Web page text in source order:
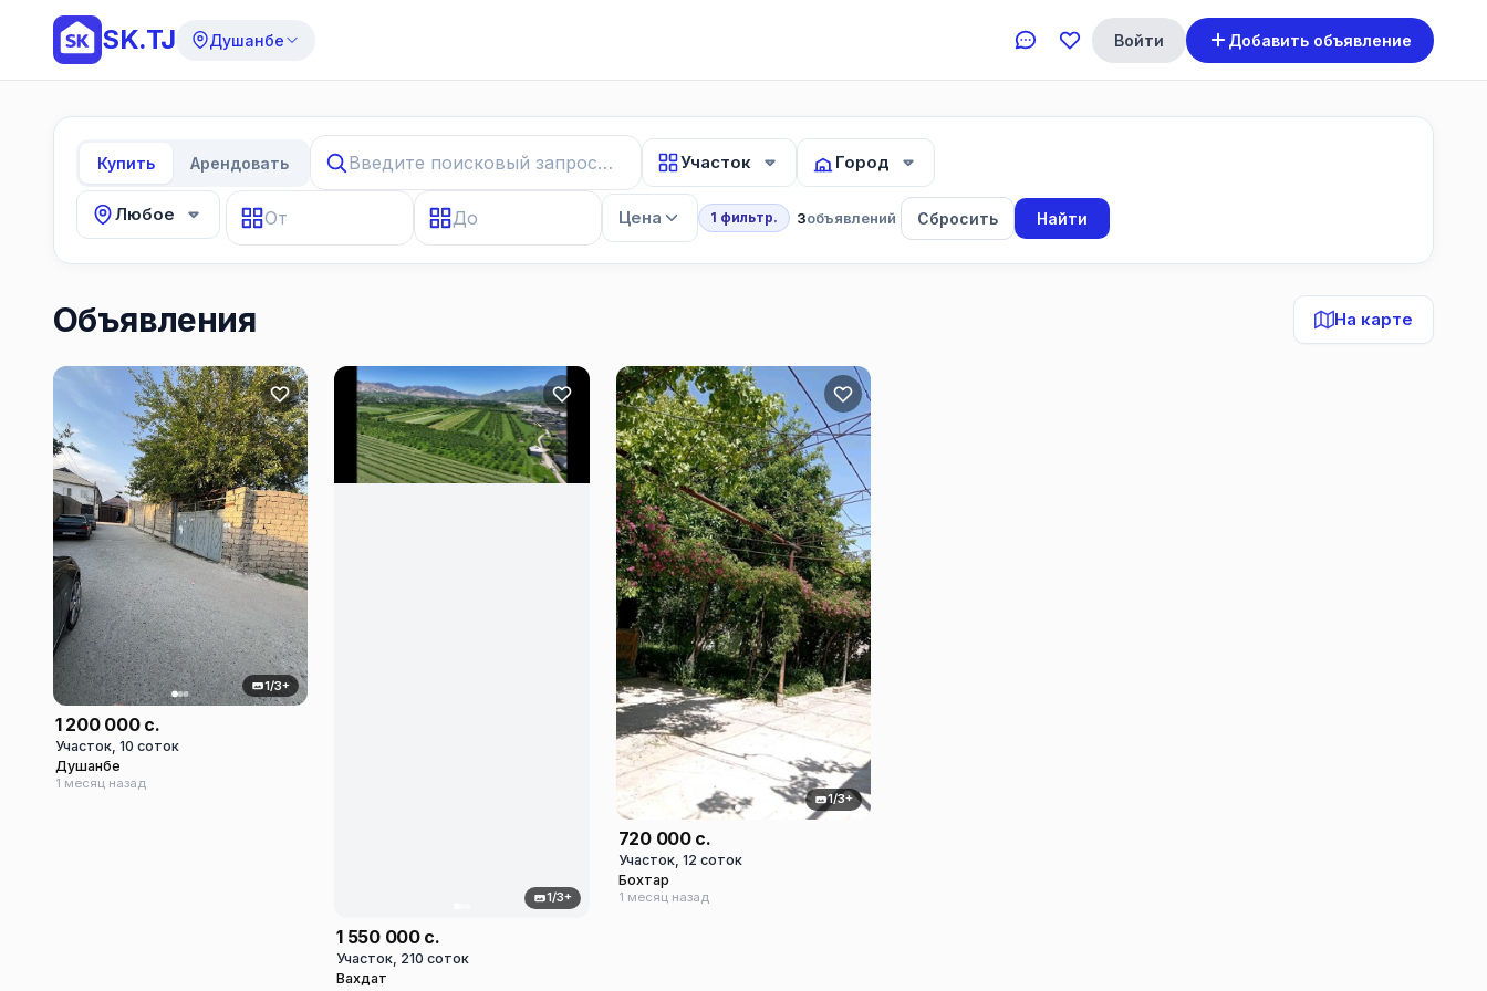
SK.TJ Душанбе Войти Добавить объявление
Купить Арендовать Участок Город
Любое Цена 1 фильтр. 3объявлений Сбросить Найти
Объявления На карте
1/3+
1 200 000 с.
Участок, 10 соток
Душанбе
1 месяц назад
1/3+
1 550 000 с.
Участок, 210 соток
Вахдат
1/3+
720 000 с.
Участок, 12 соток
Бохтар
1 месяц назад